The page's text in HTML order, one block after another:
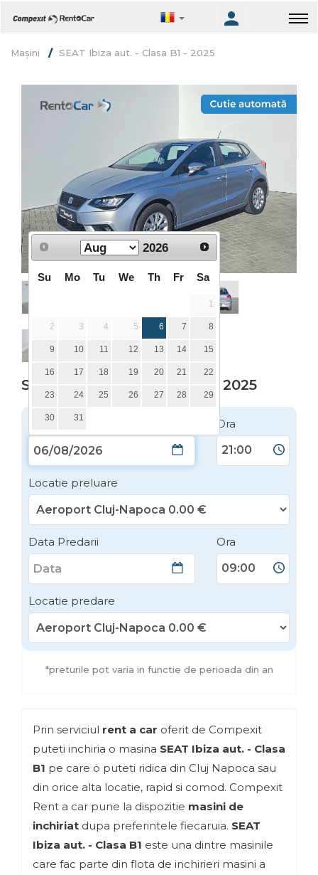
Mașini SEAT Ibiza aut. - Clasa B1 - 2025
SEAT Ibiza aut. - Clasa B1 - 2025
Data Preluarii Ora
Locatie preluare
Data Predarii Ora
Locatie predare
*preturile pot varia in functie de perioada din an
Prin serviciul rent a car oferit de Compexit
puteti inchiria o masina SEAT Ibiza aut. - Clasa
B1 pe care o puteti ridica din Cluj Napoca sau
din orice alta locatie, rapid si comod. Compexit
Rent a car pune la dispozitie masini de
inchiriat dupa preferintele fiecaruia. SEAT
Ibiza aut. - Clasa B1 este una dintre masinile
care fac parte din flota de inchirieri masini a
2026
Su Mo Tu We Th Fr Sa
1
2 3 4 5 6 7 8
9 10 11 12 13 14 15
16 17 18 19 20 21 22
23 24 25 26 27 28 29
30 31